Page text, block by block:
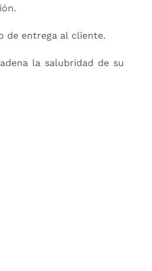
de entrega al cliente.
la salubridad de su